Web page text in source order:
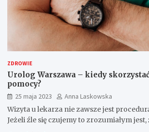
ZDROWIE
Urolog Warszawa – kiedy
pomocy?
25 maja 2023
Anna Laskowska
Wizyta u lekarza nie zawsze jest
Jeżeli źle się czujemy to zrozumiałym jest,